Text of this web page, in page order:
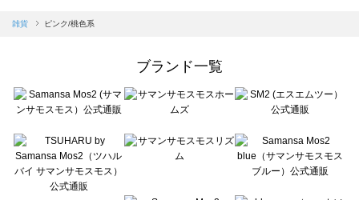
Samansa Mos2 blue（サマンサモスモス ブルー）の雑貨一覧
sō4ū（ソウフォーユー）の雑貨一覧
Te chichi（テチチ）の雑貨一覧
Te chichi CLASSIC（テチチ クラシック）の雑貨一覧
Lugnoncure（ルノンキュール）の雑貨一覧
BETTY'S BLUE（べティーズブルー）の雑貨一覧
Wpc.（ワールドパーティー）の雑貨一覧
雑貨 ピンク/桃色系
ブランド一覧